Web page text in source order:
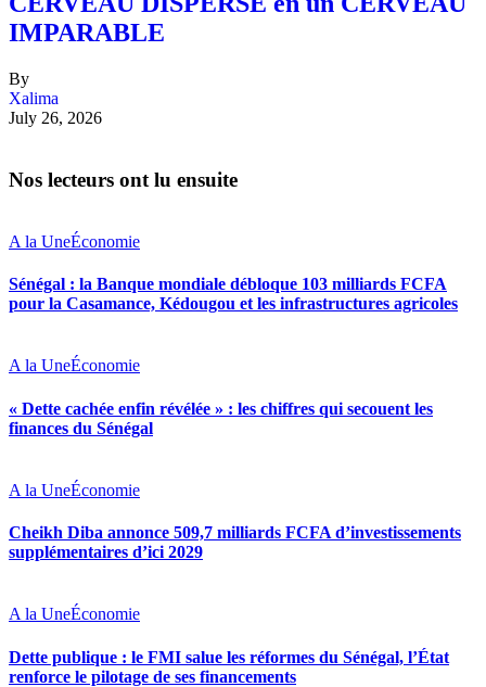
IMPARABLE
By
Xalima
July 26, 2026
Nos lecteurs ont lu ensuite
A la UneÉconomie
Sénégal : la Banque mondiale débloque 103 milliards FCFA
pour la Casamance, Kédougou et les infrastructures agricoles
A la UneÉconomie
« Dette cachée enfin révélée » : les chiffres qui secouent les
finances du Sénégal
A la UneÉconomie
Cheikh Diba annonce 509,7 milliards FCFA d’investissements
supplémentaires d’ici 2029
A la UneÉconomie
Dette publique : le FMI salue les réformes du Sénégal, l’État
renforce le pilotage de ses financements